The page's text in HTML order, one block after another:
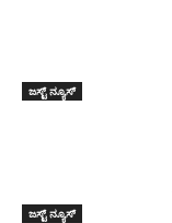
ಜಸ್ಟ್ ನ್ಯೂಸ್
ಜಸ್ಟ್ ನ್ಯೂಸ್